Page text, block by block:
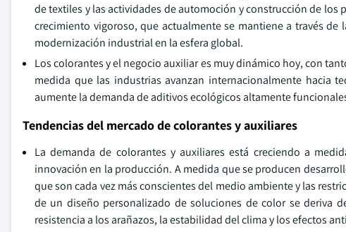
de textiles y las actividades de automoción y construcción de los
crecimiento vigoroso, que actualmente se mantiene a través
modernización industrial en la esfera global.
Los colorantes y el negocio auxiliar es muy dinámico hoy, con
medida que las industrias avanzan internacionalmente hacia
aumente la demanda de aditivos ecológicos altamente
Tendencias del mercado de colorantes y auxiliares
La demanda de colorantes y auxiliares está creciendo a
innovación en la producción. A medida que se producen
que son cada vez más conscientes del medio ambiente y las
de un diseño personalizado de soluciones de color se deriva
resistencia a los arañazos, la estabilidad del clima y los efectos